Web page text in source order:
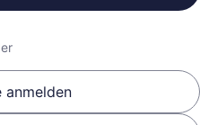
anmelden